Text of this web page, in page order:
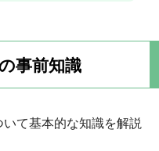
事前知識
て基本的な知識を解説